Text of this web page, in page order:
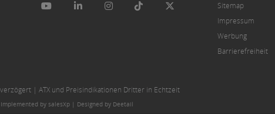
Sitemap
Impressum
Werbung
Barrierefreiheit
| ATX und Preisindikationen Dritter in Echtzeit
Implemented by salesXp | Designed by Deetail